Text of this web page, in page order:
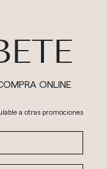
ONLINE
a otras promociones